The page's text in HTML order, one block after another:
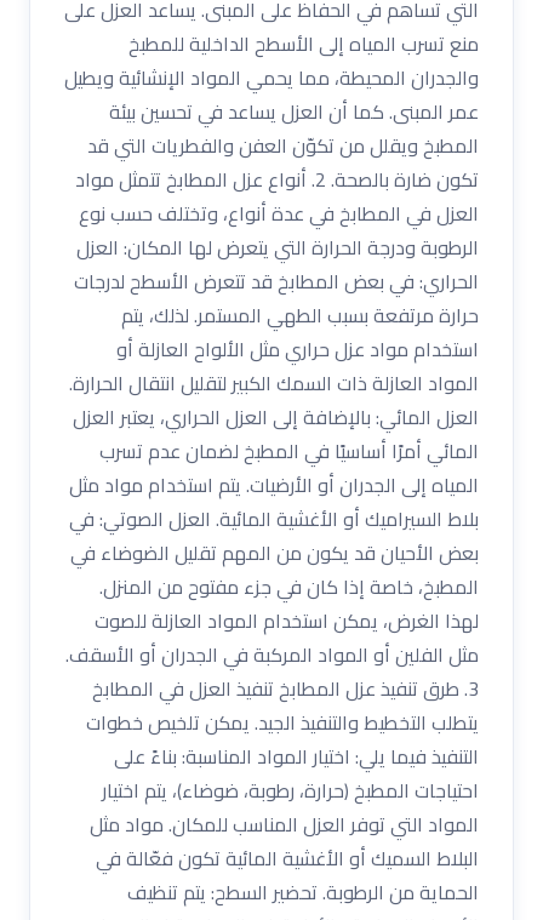
التي تساهم في الحفاظ على المبنى. يساعد العزل على
منع تسرب المياه إلى الأسطح الداخلية للمطبخ
والجدران المحيطة، مما يحمي المواد الإنشائية ويطيل
عمر المبنى. كما أن العزل يساعد في تحسين بيئة
المطبخ ويقلل من تكوّن العفن والفطريات التي قد
تكون ضارة بالصحة. 2. أنواع عزل المطابخ تتمثل مواد
العزل في المطابخ في عدة أنواع، وتختلف حسب نوع
الرطوبة ودرجة الحرارة التي يتعرض لها المكان: العزل
الحراري: في بعض المطابخ قد تتعرض الأسطح لدرجات
حرارة مرتفعة بسبب الطهي المستمر. لذلك، يتم
استخدام مواد عزل حراري مثل الألواح العازلة أو
المواد العازلة ذات السمك الكبير لتقليل انتقال الحرارة.
العزل المائي: بالإضافة إلى العزل الحراري، يعتبر العزل
المائي أمرًا أساسيًا في المطبخ لضمان عدم تسرب
المياه إلى الجدران أو الأرضيات. يتم استخدام مواد مثل
بلاط السيراميك أو الأغشية المائية. العزل الصوتي: في
بعض الأحيان قد يكون من المهم تقليل الضوضاء في
المطبخ، خاصة إذا كان في جزء مفتوح من المنزل.
لهذا الغرض، يمكن استخدام المواد العازلة للصوت
مثل الفلين أو المواد المركبة في الجدران أو الأسقف.
3. طرق تنفيذ عزل المطابخ تنفيذ العزل في المطابخ
يتطلب التخطيط والتنفيذ الجيد. يمكن تلخيص خطوات
التنفيذ فيما يلي: اختيار المواد المناسبة: بناءً على
احتياجات المطبخ (حرارة، رطوبة، ضوضاء)، يتم اختيار
المواد التي توفر العزل المناسب للمكان. مواد مثل
البلاط السميك أو الأغشية المائية تكون فعّالة في
الحماية من الرطوبة. تحضير السطح: يتم تنظيف